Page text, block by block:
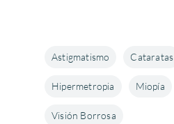
Astigmatismo Cataratas
Hipermetropia Miopía
Visión Borrosa